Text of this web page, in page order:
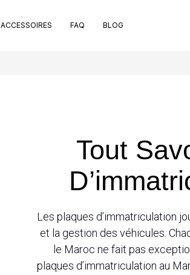
ACCESSOIRES FAQ BLOG
Tout
Les plaques d’immatriculation
et la gestion des véhicules.
le Maroc ne fait pas
plaques d’immatriculation au